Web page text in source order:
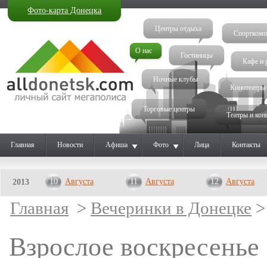
Фото-карта Донецка
О нас
Ночные клубы
Гостиницы
Кинотеатры
Кафе и
Театры и
Центры отдыха
Торговые центры
Главная Новости Афиша Фото Лица Контакты
2013 10 Августа 11 Августа 12 Августа
Главная > Вечеринки в Донецке
Взрослое воскресенье